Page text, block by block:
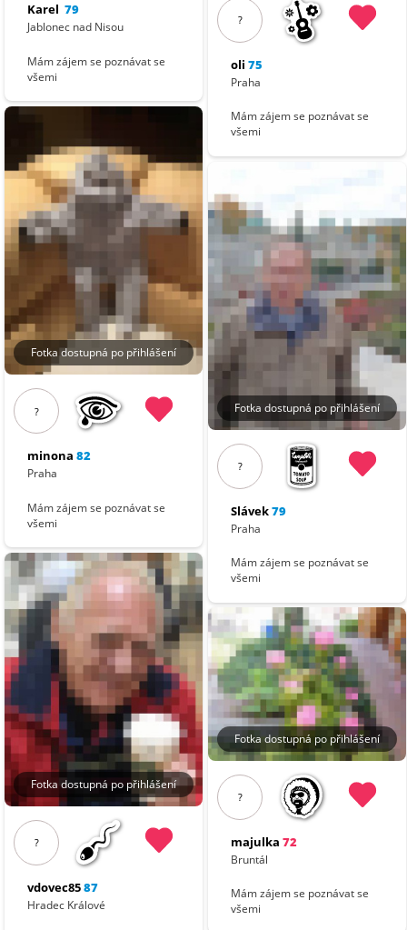
Karel 79
Jablonec nad Nisou
Mám zájem se poznávat se
všemi
Fotka dostupná po přihlášení
?
minona 82
Praha
Mám zájem se poznávat se
všemi
Fotka dostupná po přihlášení
?
vdovec8587
Hradec Králové
?
oli 75
Praha
Mám zájem se poznávat se
všemi
Fotka dostupná po přihlášení
?
Slávek79
Praha
Mám zájem se poznávat se
všemi
Fotka dostupná po přihlášení
?
majulka 72
Bruntál
Mám zájem se poznávat se
všemi